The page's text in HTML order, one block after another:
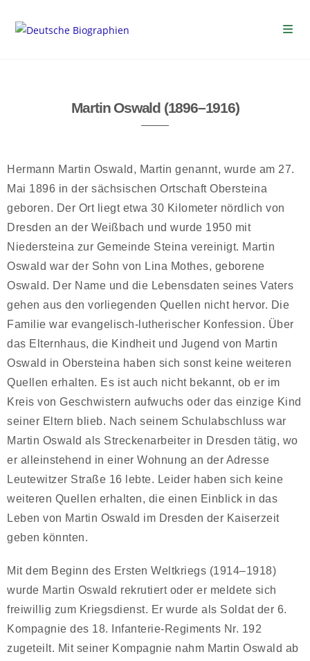
Martin Oswald (1896–1916)
Hermann Martin Oswald, Martin genannt, wurde am 27.
Mai 1896 in der sächsischen Ortschaft Obersteina
geboren. Der Ort liegt etwa 30 Kilometer nördlich von
Dresden an der Weißbach und wurde 1950 mit
Niedersteina zur Gemeinde Steina vereinigt. Martin
Oswald war der Sohn von Lina Mothes, geborene
Oswald. Der Name und die Lebensdaten seines Vaters
gehen aus den vorliegenden Quellen nicht hervor. Die
Familie war evangelisch-lutherischer Konfession. Über
das Elternhaus, die Kindheit und Jugend von Martin
Oswald in Obersteina haben sich sonst keine weiteren
Quellen erhalten. Es ist auch nicht bekannt, ob er im
Kreis von Geschwistern aufwuchs oder das einzige Kind
seiner Eltern blieb. Nach seinem Schulabschluss war
Martin Oswald als Streckenarbeiter in Dresden tätig, wo
er alleinstehend in einer Wohnung an der Adresse
Leutewitzer Straße 16 lebte. Leider haben sich keine
weiteren Quellen erhalten, die einen Einblick in das
Leben von Martin Oswald im Dresden der Kaiserzeit
geben könnten.
Mit dem Beginn des Ersten Weltkriegs (1914–1918)
wurde Martin Oswald rekrutiert oder er meldete sich
freiwillig zum Kriegsdienst. Er wurde als Soldat der 6.
Kompagnie des 18. Infanterie-Regiments Nr. 192
zugeteilt. Mit seiner Kompagnie nahm Martin Oswald ab